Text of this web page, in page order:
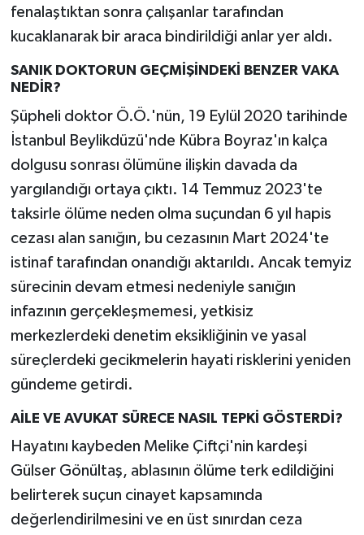
fenalaştıktan sonra çalışanlar tarafından
kucaklanarak bir araca bindirildiği anlar yer aldı.
SANIK DOKTORUN GEÇMİŞİNDEKİ BENZER VAKA
NEDİR?
Şüpheli doktor Ö.Ö.'nün, 19 Eylül 2020 tarihinde
İstanbul Beylikdüzü'nde Kübra Boyraz'ın kalça
dolgusu sonrası ölümüne ilişkin davada da
yargılandığı ortaya çıktı. 14 Temmuz 2023'te
taksirle ölüme neden olma suçundan 6 yıl hapis
cezası alan sanığın, bu cezasının Mart 2024'te
istinaf tarafından onandığı aktarıldı. Ancak temyiz
sürecinin devam etmesi nedeniyle sanığın
infazının gerçekleşmemesi, yetkisiz
merkezlerdeki denetim eksikliğinin ve yasal
süreçlerdeki gecikmelerin hayati risklerini yeniden
gündeme getirdi.
AİLE VE AVUKAT SÜRECE NASIL TEPKİ GÖSTERDİ?
Hayatını kaybeden Melike Çiftçi'nin kardeşi
Gülser Gönültaş, ablasının ölüme terk edildiğini
belirterek suçun cinayet kapsamında
değerlendirilmesini ve en üst sınırdan ceza